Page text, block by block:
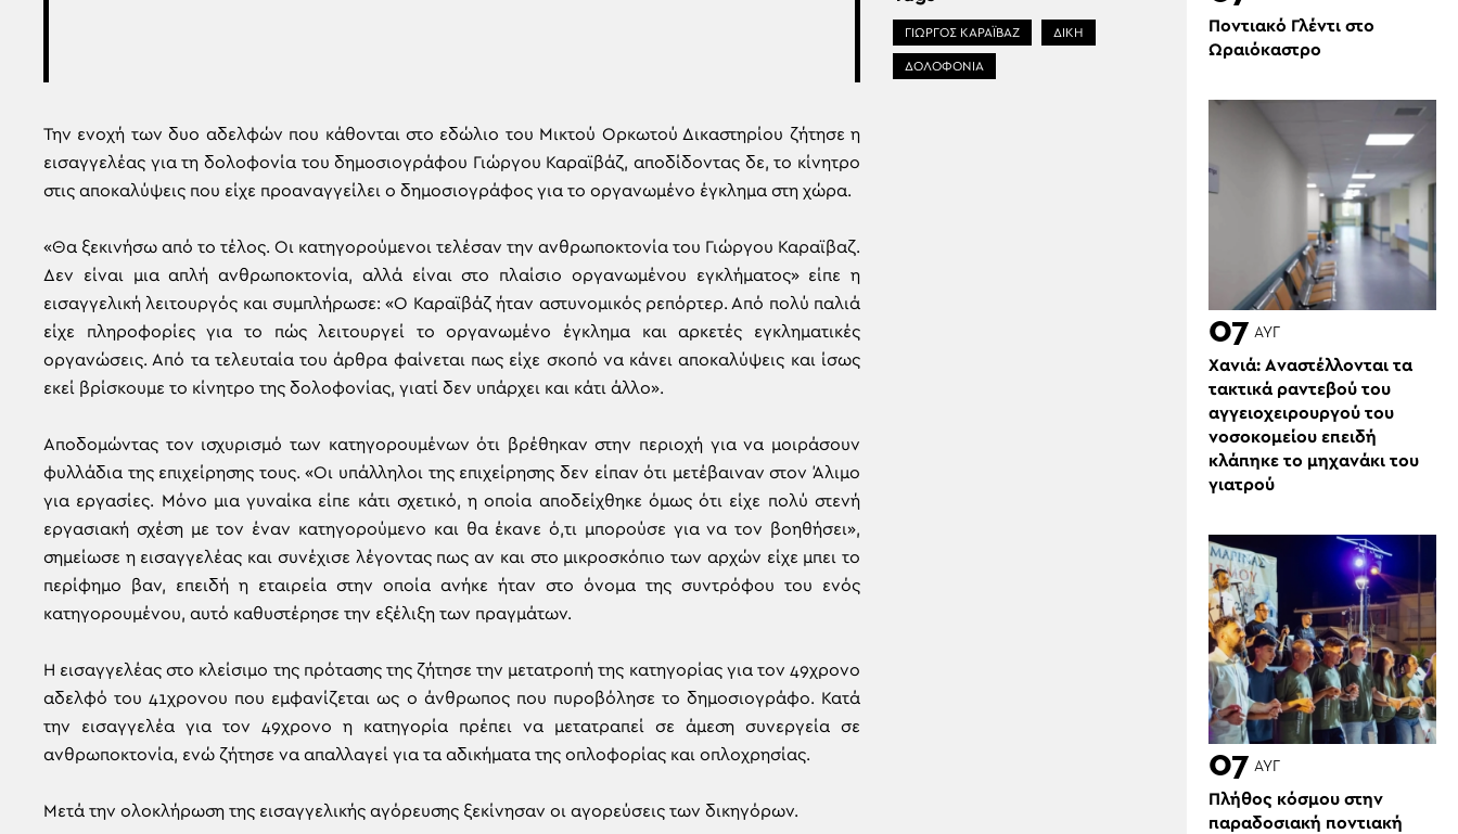
Την ενοχή των δυο αδελφών που κάθονται στο εδώλιο του Μικτού Ορκωτού Δικαστηρίου ζήτησε η
εισαγγελέας για τη δολοφονία του δημοσιογράφου Γιώργου Καραϊβάζ, αποδίδοντας δε, το κίνητρο
στις αποκαλύψεις που είχε προαναγγείλει ο δημοσιογράφος για το οργανωμένο έγκλημα στη χώρα.
«Θα ξεκινήσω από το τέλος. Οι κατηγορούμενοι τελέσαν την ανθρωποκτονία του Γιώργου Καραϊβαζ.
Δεν είναι μια απλή ανθρωποκτονία, αλλά είναι στο πλαίσιο οργανωμένου εγκλήματος» είπε η
εισαγγελική λειτουργός και συμπλήρωσε: «Ο Καραϊβάζ ήταν αστυνομικός ρεπόρτερ. Από πολύ παλιά
είχε πληροφορίες για το πώς λειτουργεί το οργανωμένο έγκλημα και αρκετές εγκληματικές
οργανώσεις. Από τα τελευταία του άρθρα φαίνεται πως είχε σκοπό να κάνει αποκαλύψεις και ίσως
εκεί βρίσκουμε το κίνητρο της δολοφονίας, γιατί δεν υπάρχει και κάτι άλλο».
Αποδομώντας τον ισχυρισμό των κατηγορουμένων ότι βρέθηκαν στην περιοχή για να μοιράσουν
φυλλάδια της επιχείρησης τους. «Οι υπάλληλοι της επιχείρησης δεν είπαν ότι μετέβαιναν στον Άλιμο
για εργασίες. Μόνο μια γυναίκα είπε κάτι σχετικό, η οποία αποδείχθηκε όμως ότι είχε πολύ στενή
εργασιακή σχέση με τον έναν κατηγορούμενο και θα έκανε ό,τι μπορούσε για να τον βοηθήσει»,
σημείωσε η εισαγγελέας και συνέχισε λέγοντας πως αν και στο μικροσκόπιο των αρχών είχε μπει το
περίφημο βαν, επειδή η εταιρεία στην οποία ανήκε ήταν στο όνομα της συντρόφου του ενός
κατηγορουμένου, αυτό καθυστέρησε την εξέλιξη των πραγμάτων.
Η εισαγγελέας στο κλείσιμο της πρότασης της ζήτησε την μετατροπή της κατηγορίας για τον 49χρονο
αδελφό του 41χρονου που εμφανίζεται ως ο άνθρωπος που πυροβόλησε το δημοσιογράφο. Κατά
την εισαγγελέα για τον 49χρονο η κατηγορία πρέπει να μετατραπεί σε άμεση συνεργεία σε
ανθρωποκτονία, ενώ ζήτησε να απαλλαγεί για τα αδικήματα της οπλοφορίας και οπλοχρησίας.
Μετά την ολοκλήρωση της εισαγγελικής αγόρευσης ξεκίνησαν οι αγορεύσεις των δικηγόρων.
ΓΙΏΡΓΟΣ ΚΑΡΑΪΒΆΖ ΔΙΚΗ
ΔΟΛΟΦΟΝΙΑ
Ποντιακό Γλέντι στο
Ωραιόκαστρο
07 ΑΥΓ
Χανιά: Aναστέλλονται τα
τακτικά ραντεβού του
αγγειοχειρουργού του
νοσοκομείου επειδή
κλάπηκε το μηχανάκι του
γιατρού
07 ΑΥΓ
Πλήθος κόσμου στην
παραδοσιακή ποντιακή